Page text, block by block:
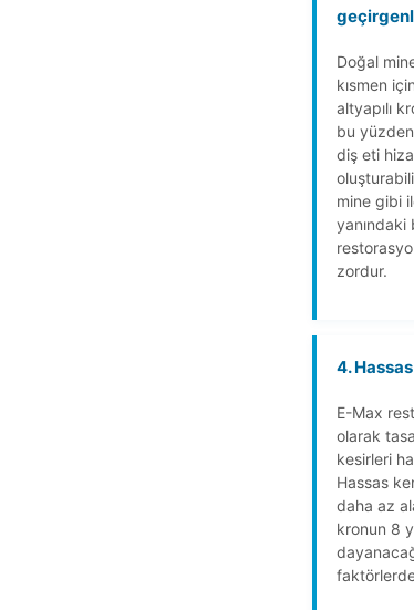
Doğal
kısmen
altyapılı
bu
diş eti
mine gibi
yanındaki
zordur.
4.
E-Max
olarak
kesirleri
Hassas
daha az
kronun 8